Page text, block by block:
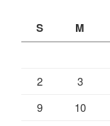
S M
2
3
9
10